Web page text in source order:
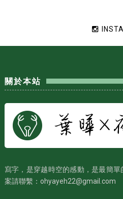
關於本站
寫字，是穿越時空的感動，是最簡
案請聯繫：ohyayeh22@gmail.com